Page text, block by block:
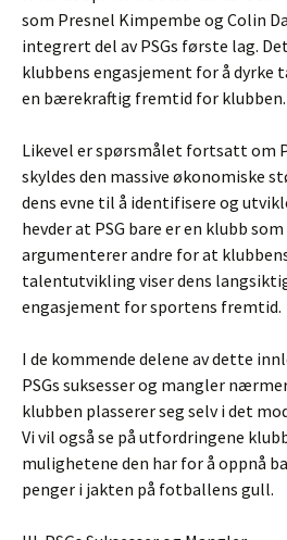
som Presnel Kimpembe og Colin
integrert del av PSGs første lag.
klubbens engasjement for å dyrke
en bærekraftig fremtid for klubben.
Likevel er spørsmålet fortsatt om
skyldes den massive økonomiske
dens evne til å identifisere og
hevder at PSG bare er en klubb
argumenterer andre for at
talentutvikling viser dens
engasjement for sportens fremtid.
I de kommende delene av dette
PSGs suksesser og mangler
klubben plasserer seg selv i det
Vi vil også se på utfordringene
mulighetene den har for å oppnå
penger i jakten på fotballens gull.